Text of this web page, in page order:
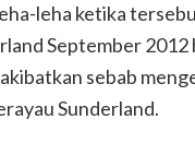
leha ketika
September
sebab
Sunderland.